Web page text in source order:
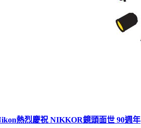
熱烈慶祝 NIKKOR鏡頭面世 90週年